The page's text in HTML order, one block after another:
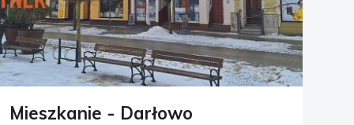
Mieszkanie - Darłowo